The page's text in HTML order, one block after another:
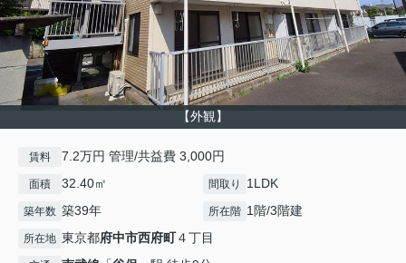
【外観】
賃料 7.2万円 管理/共益費 3,000円
面積 32.40㎡ 間取り 1LDK
築年数 築39年 所在階 1階/3階建
所在地 東京都府中市西府町４丁目